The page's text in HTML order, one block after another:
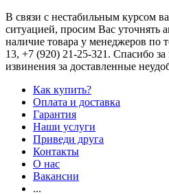
В связи с нестабильным курсом
ситуацией, просим Вас уточнять
наличие товара у менеджеров по
13, +7 (920) 21-25-321 . Спасибо
извинения за доставленные
Как купить?
Оплата и доставка
Гарантия
Наши услуги
Приведи друга
Контакты
О нас
Вакансии
...